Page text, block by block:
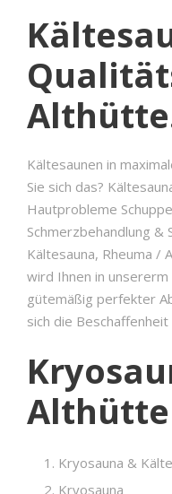
Kältesaunen in
Sie sich das?
Hautprobleme
Schmerzbehandlung &
Kältesauna, Rheuma /
wird Ihnen in
gütemäßig perfekter
sich die
Althütte
Kryosauna &
Kryosauna